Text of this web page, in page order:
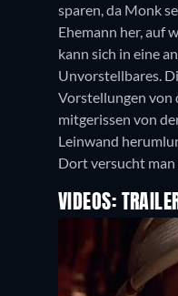
sparen, da Monk
Ehemann her, auf
kann sich in eine
Unvorstellbares.
Vorstellungen von
mitgerissen von
Leinwand
Dort versucht man
VIDEOS: